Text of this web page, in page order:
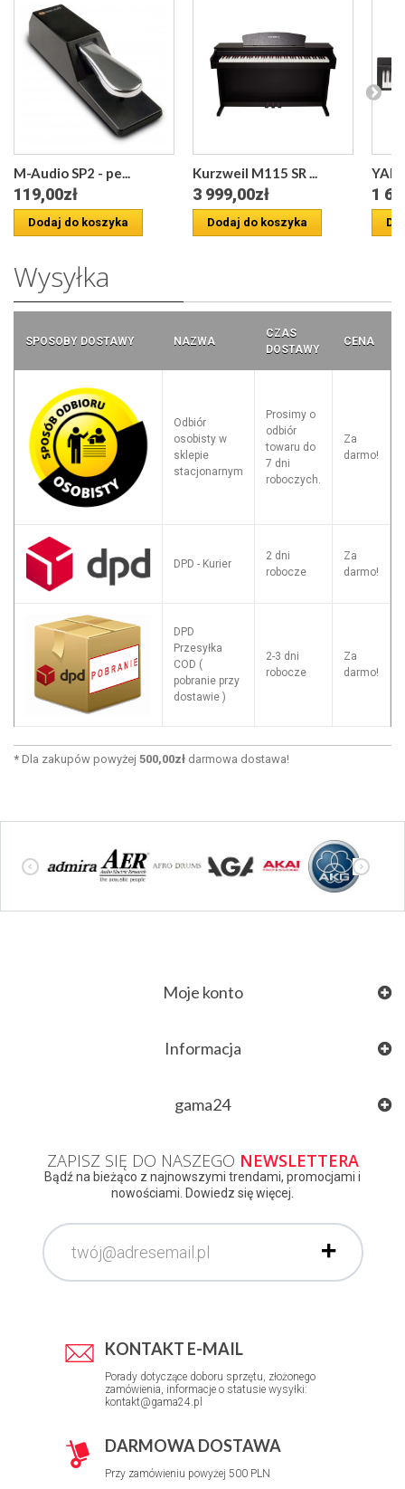
M-Audio SP2 - pe...
119,00zł
Dodaj do koszyka
Kurzweil M115 SR ...
3 999,00zł
Dodaj do koszyka
1
Wysyłka
SPOSOBY DOSTAWY NAZWA
CZAS
DOSTAWY
CENA
Odbiór
osobisty w
sklepie
stacjonarnym
Prosimy o
odbiór
towaru do
7 dni
roboczych.
Za
darmo!
DPD - Kurier
2 dni
robocze
Za
darmo!
DPD
Przesyłka
COD (
pobranie przy
dostawie )
2-3 dni
robocze
Za
darmo!
* Dla zakupów powyżej 500,00zł darmowa dostawa!
Moje konto
Informacja
gama24
ZAPISZ SIĘ DO NASZEGO NEWSLETTERA
Bądź na bieżąco z najnowszymi trendami, promocjami i
nowościami. Dowiedz się więcej.
KONTAKT E-MAIL
Porady dotyczące doboru sprzętu, złożonego
zamówienia, informacje o statusie wysyłki:
kontakt@gama24.pl
DARMOWA DOSTAWA
Przy zamówieniu powyżej 500 PLN